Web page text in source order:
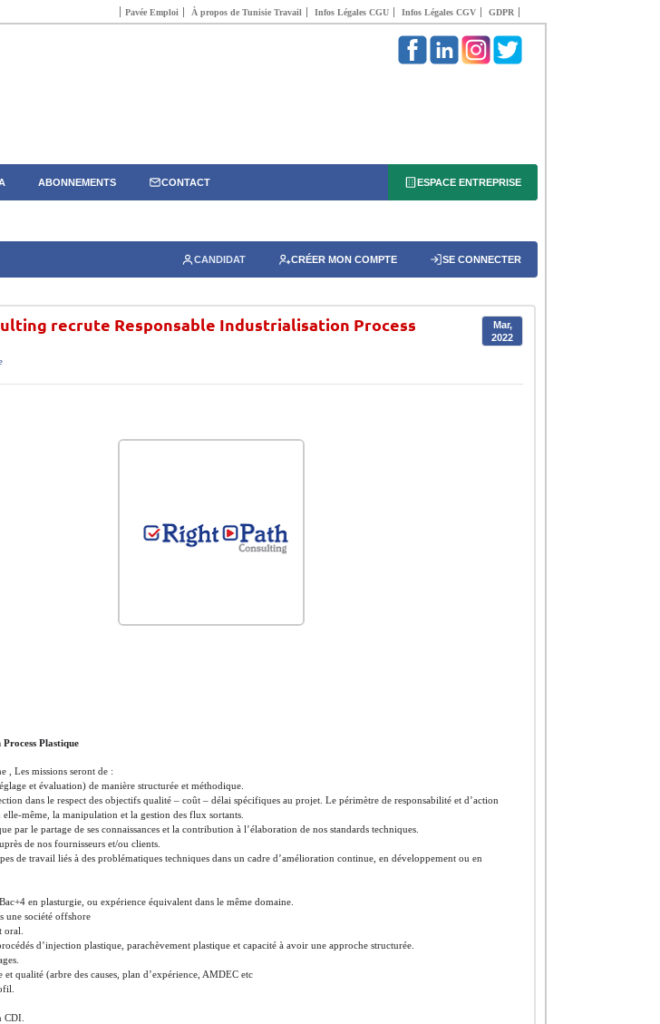
Pavée Emploi À propos de Tunisie Travail Infos Légales CGU Infos Légales CGV GDPR
ABONNEMENTS CONTACT ESPACE ENTREPRISE
CANDIDAT CRÉER MON COMPTE SE CONNECTER
recrute Responsable Industrialisation Process
Mar,
2022
Plastique
, Les missions seront de :
et évaluation) de manière structurée et méthodique.
dans le respect des objectifs qualité – coût – délai spécifiques au projet. Le périmètre de responsabilité et d’action
même, la manipulation et la gestion des flux sortants.
par le partage de ses connaissances et la contribution à l’élaboration de nos standards techniques.
de nos fournisseurs et/ou clients.
de travail liés à des problématiques techniques dans un cadre d’amélioration continue, en développement ou en
en plasturgie, ou expérience équivalent dans le même domaine.
une société offshore
oral.
d’injection plastique, parachèvement plastique et capacité à avoir une approche structurée.
et qualité (arbre des causes, plan d’expérience, AMDEC etc
CDI.